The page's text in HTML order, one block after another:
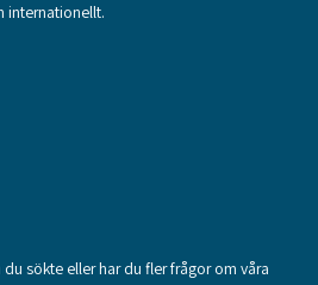
internationellt.
sökte eller har du fler frågor om våra